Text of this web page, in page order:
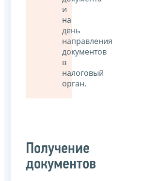
и
на
день
направления
документов
в
налоговый
орган.
Получение
документов